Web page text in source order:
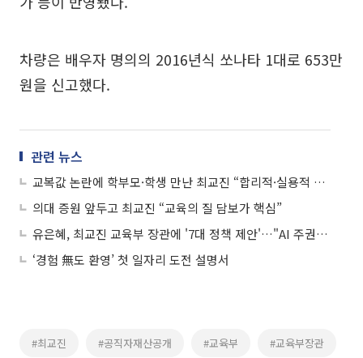
차량은 배우자 명의의 2016년식 쏘나타 1대로 653만
원을 신고했다.
관련 뉴스
교복값 논란에 학부모·학생 만난 최교진 “합리적·실용적 교복 문화 만들 것”
의대 증원 앞두고 최교진 “교육의 질 담보가 핵심”
유은혜, 최교진 교육부 장관에 '7대 정책 제안'…"AI 주권·수능 자격고사화" 촉구
‘경험 無도 환영’ 첫 일자리 도전 설명서
#최교진 #공직자재산공개 #교육부 #교육부장관